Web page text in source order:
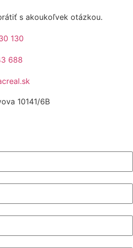
s akoukoľvek otázkou.
130
688
10141/6B